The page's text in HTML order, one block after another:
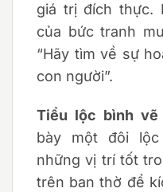
giá trị đích thực.
của bức tranh
“Hãy tìm về sự
con người”.
Tiểu lộc bình vẽ
bày một đôi
những vị trí tốt
trên ban thờ để